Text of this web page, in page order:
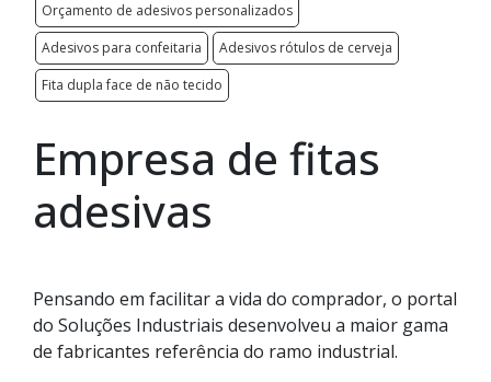
Orçamento de adesivos personalizados
Adesivos para confeitaria
Adesivos rótulos de cerveja
Fita dupla face de não tecido
Empresa de fitas
adesivas
Pensando em facilitar a vida do comprador, o portal
do Soluções Industriais desenvolveu a maior gama
de fabricantes referência do ramo industrial.